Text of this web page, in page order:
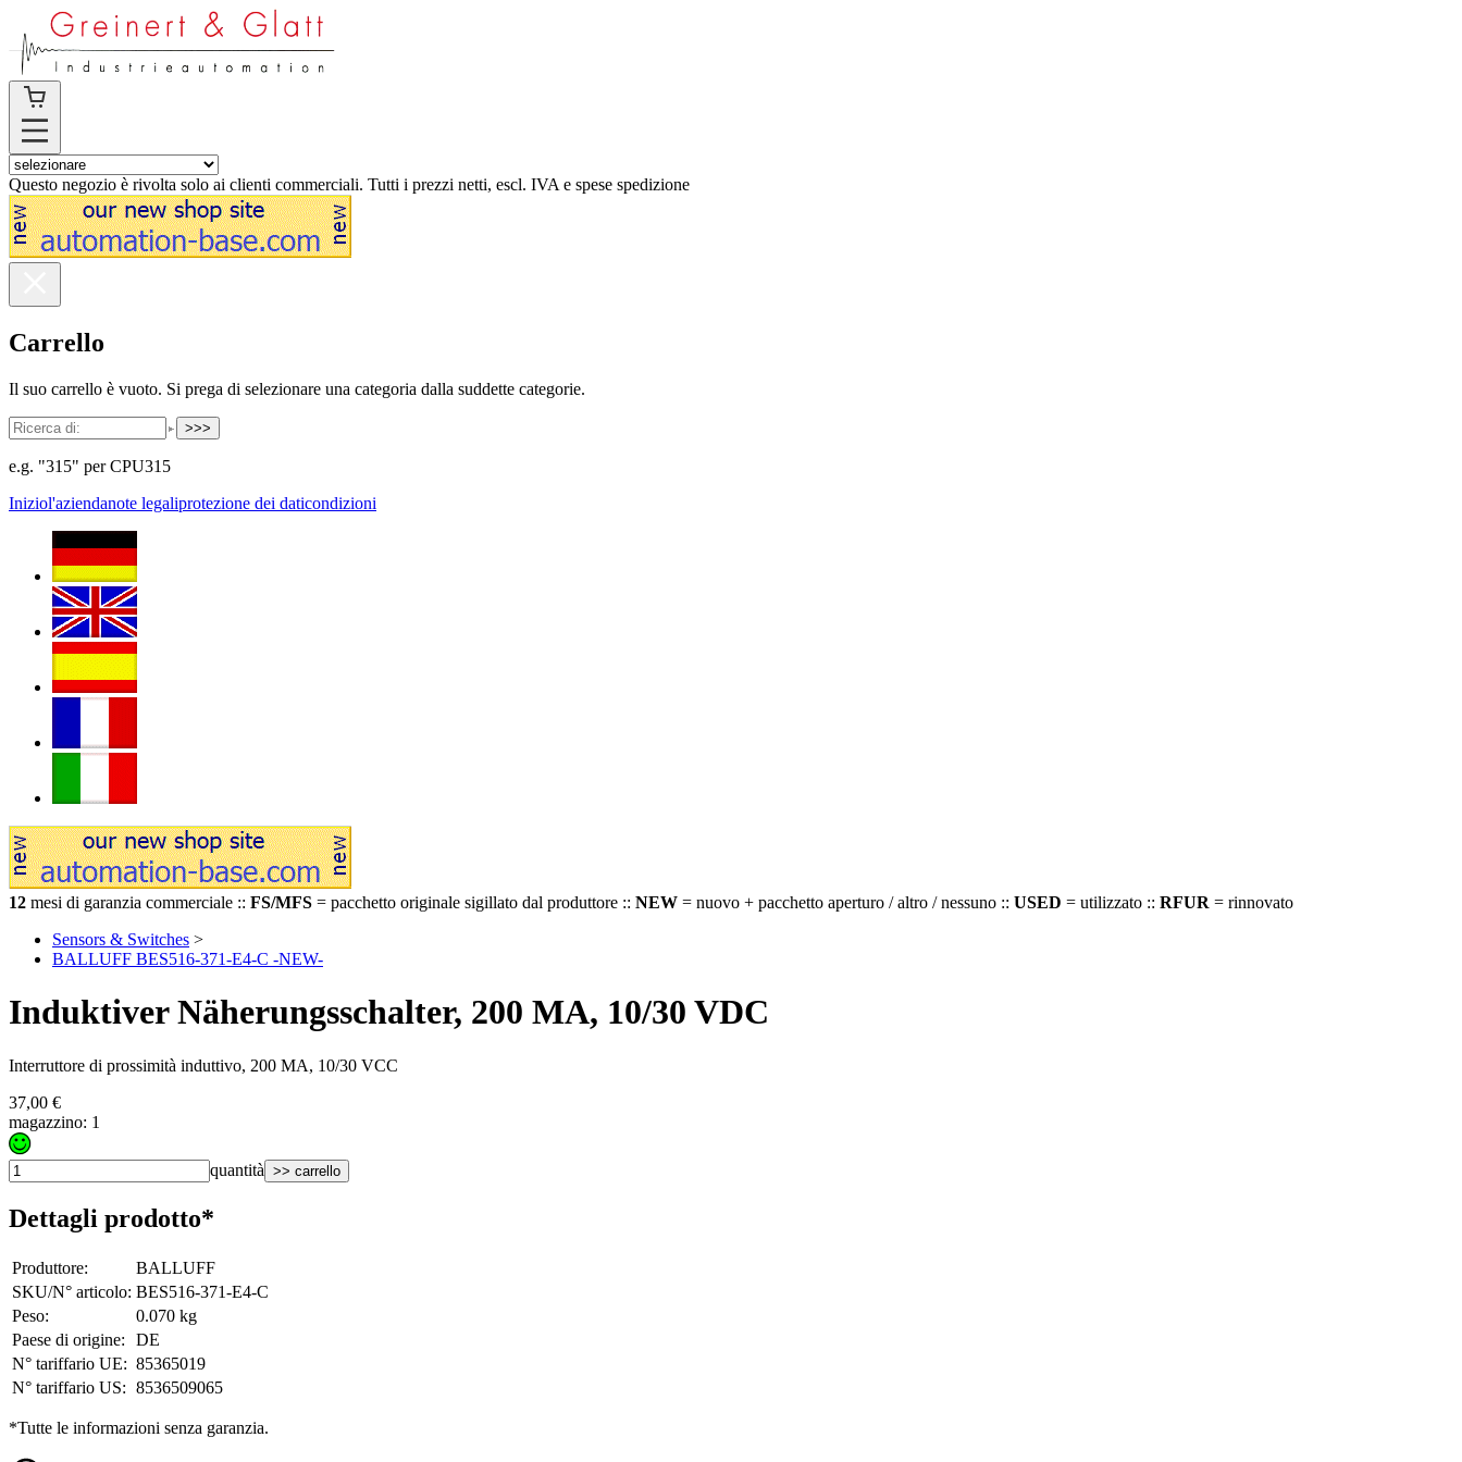
Questo negozio è rivolta solo ai clienti commerciali. Tutti i prezzi netti, escl. IVA e spese spedizione
Carrello
Il suo carrello è vuoto. Si prega di selezionare una categoria dalla suddette categorie.
>>>
e.g. "315" per CPU315
Iniziol'aziendanote legaliprotezione dei daticondizioni
12 mesi di garanzia commerciale :: FS/MFS = pacchetto originale sigillato dal produttore :: NEW = nuovo + pacchetto aperturo / altro / nessuno :: USED = utilizzato :: RFUR = rinnovato
Sensors & Switches >
BALLUFF BES516-371-E4-C -NEW-
Induktiver Näherungsschalter, 200 MA, 10/30 VDC
Interruttore di prossimità induttivo, 200 MA, 10/30 VCC
37,00 €
magazzino: 1
quantità >> carrello
Dettagli prodotto*
Produttore:
BALLUFF
SKU/N° articolo: BES516-371-E4-C
Peso:
0.070 kg
Paese di origine:
DE
N° tariffario UE: 85365019
N° tariffario US: 8536509065
*Tutte le informazioni senza garanzia.